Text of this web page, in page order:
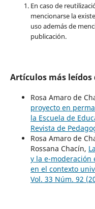
En caso de
mencionarse la
uso además de
publicación.
Artículos más
Rosa Amaro de
proyecto en
la Escuela de
Revista de
Rosa Amaro de
Rossana Chacín,
y la e-moderación
en el contexto
Vol. 33 Núm. 92